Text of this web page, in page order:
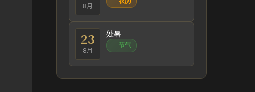
8月
23
8月
处暑
节气